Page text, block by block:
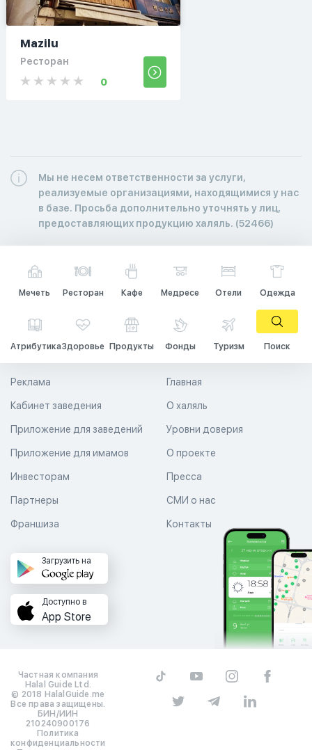
Mazilu
Ресторан
0
Мы не несем ответственности за услуги,
реализуемые организациями, находящимися у нас
в базе. Просьба дополнительно уточнять у лиц,
предоставляющих продукцию халяль. (52466)
Мечеть Ресторан Кафе Медресе Отели Одежда
АтрибутикаЗдоровье Продукты Фонды Туризм Поиск
Главная
О халяль
Уровни доверия
Реклама
Кабинет заведения
Приложение для заведений
Приложение для имамов О проекте
Пресса
СМИ о нас
Контакты
Инвесторам
Партнеры
Франшиза
Загрузить на
Доступно в
App Store
Частная компания
Halal Guide Ltd.
© 2018 HalalGuide.me
Все права защищены.
БИН/ИИН
210240900176
Политика
конфиденциальности